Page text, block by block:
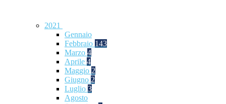
2021
Gennaio
Febbraio 143
Marzo 4
Aprile 4
Maggio 2
Giugno 2
Luglio 3
Agosto